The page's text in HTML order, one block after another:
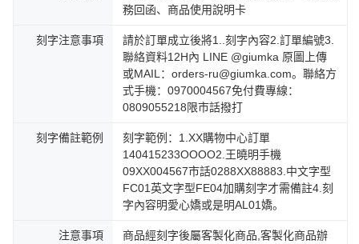
務回函、商品使用說明卡
刻字注意事項
請於訂單成立後將1..刻字內容2.訂單編號3.
聯絡資料12H內 LINE @giumka 原圖上傳
或MAIL：orders-ru@giumka.com。聯絡方
式手機：0970004567免付費專線：
0809055218限市話撥打
刻字備註範例
刻字範例：1.XX購物中心訂單
140415233OOOO2.王曉明手機
09XX004567市話0288XX88883.中文字型
FC01英文字型FE04加購刻字才需備註4.刻
字內容明愛心嬌或是明AL01嬌。
注意事項
商品經刻字後屬客製化商品,客製化商品辦